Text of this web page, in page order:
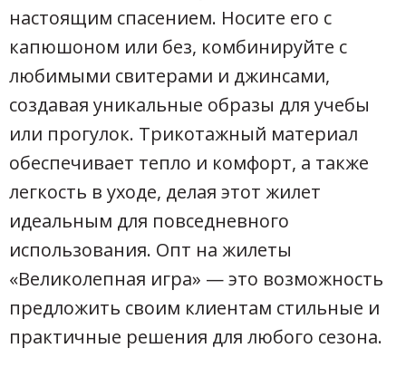
настоящим спасением. Носите его с
капюшоном или без, комбинируйте с
любимыми свитерами и джинсами,
создавая уникальные образы для учебы
или прогулок. Трикотажный материал
обеспечивает тепло и комфорт, а также
легкость в уходе, делая этот жилет
идеальным для повседневного
использования. Опт на жилеты
«Великолепная игра» — это возможность
предложить своим клиентам стильные и
практичные решения для любого сезона.